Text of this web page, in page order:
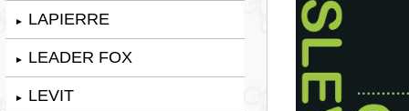
► LAPIERRE
► LEADER FOX
► LEVIT